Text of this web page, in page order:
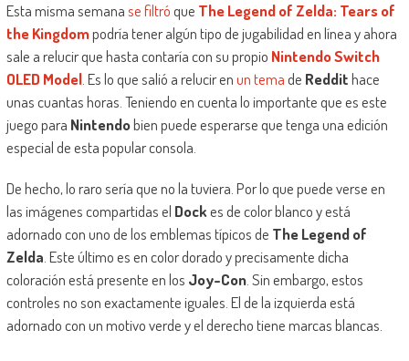
Esta misma semanase filtróque The Legend of Zelda: Tears of
the Kingdompodría tener algún tipo de jugabilidad en línea y ahora
sale a relucir que hasta contaría con su propio Nintendo Switch
OLED Model. Es lo que salió a relucir enun temade Reddithace
unas cuantas horas. Teniendo en cuenta lo importante que es este
juego para Nintendobien puede esperarse que tenga una edición
especial de esta popular consola.
De hecho, lo raro sería que no la tuviera. Por lo que puede verse en
las imágenes compartidas el Dockes de color blanco y está
adornado con uno de los emblemas típicos de The Legend of
Zelda . Este último es en color dorado y precisamente dicha
coloración está presente en los Joy-Con. Sin embargo, estos
controles no son exactamente iguales. El de la izquierda está
adornado con un motivo verde y el derecho tiene marcas blancas.